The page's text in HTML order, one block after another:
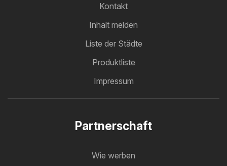
Kontakt
Inhalt melden
Liste der Städte
Produktliste
Impressum
Partnerschaft
Wie werben